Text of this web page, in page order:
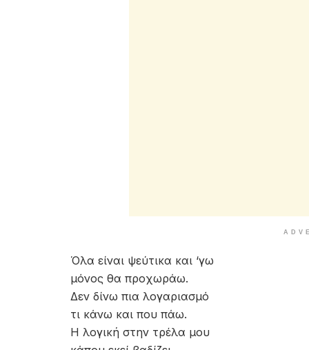
Όλα είναι ψεύτικα και ‘γω
μόνος θα προχωράω.
Δεν δίνω πια λογαριασμό
τι κάνω και που πάω.
Η λογική στην τρέλα μου